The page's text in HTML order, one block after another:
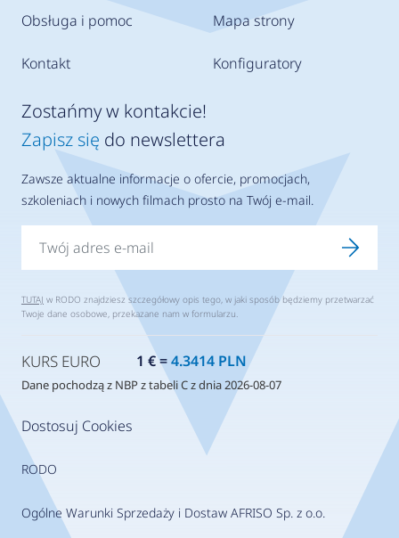
Obsługa i pomoc
Kontakt
Mapa strony
Konfiguratory
Dostosuj Cookies
RODO
Ogólne Warunki Sprzedaży i Dostaw AFRISO Sp. z o.o.
Zostańmy w kontakcie!
Zapisz się do newslettera
Zawsze aktualne informacje o ofercie, promocjach,
szkoleniach i nowych filmach prosto na Twój e-mail.
TUTAJ w RODO znajdziesz szczegółowy opis tego, w jaki sposób będziemy przetwarzać
Twoje dane osobowe, przekazane nam w formularzu.
KURS EURO 1 € =4.3414 PLN
Dane pochodzą z NBP z tabeli C z dnia 2026-08-07